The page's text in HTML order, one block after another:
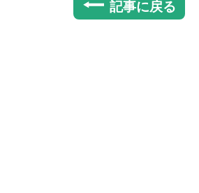
記事に戻る